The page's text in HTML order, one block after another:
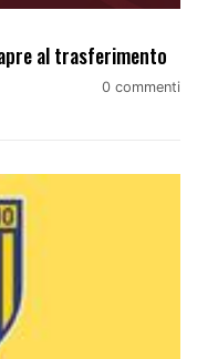
al trasferimento
0 commenti